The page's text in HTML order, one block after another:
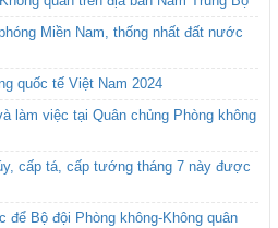
Miền Nam, thống nhất đất nước
quốc tế Việt Nam 2024
làm việc tại Quân chủng Phòng không
cấp tá, cấp tướng tháng 7 này được
để Bộ đội Phòng không-Không quân